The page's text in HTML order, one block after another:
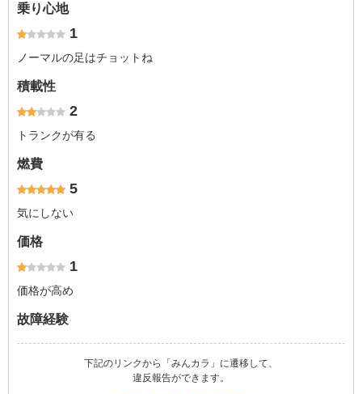
乗り心地
1
ノーマルの足はチョットね
積載性
2
トランクが有る
燃費
5
気にしない
価格
1
価格が高め
故障経験
下記のリンクから「みんカラ」に遷移して、
違反報告ができます。